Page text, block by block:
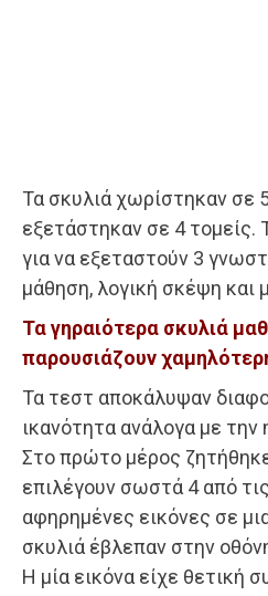
Τα σκυλιά χωρίστηκαν σε
εξετάστηκαν σε 4 τομείς.
για να εξεταστούν 3
μάθηση, λογική σκέψη και
Τα γηραιότερα σκυλιά
παρουσιάζουν
Τα τεστ αποκάλυψαν
ικανότητα ανάλογα με
Στο πρώτο μέρος
επιλέγουν σωστά 4 από
αφηρημένες εικόνες σε
σκυλιά έβλεπαν στην
Η μία εικόνα είχε θετική